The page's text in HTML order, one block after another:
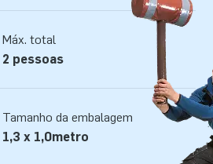
Máx. total
2 pessoas
Tamanho da embalagem
1,3 x 1,0metro